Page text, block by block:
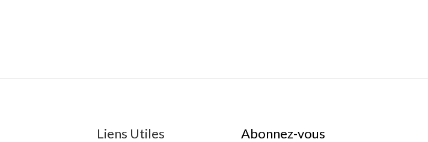
Liens Utiles Abonnez-vous